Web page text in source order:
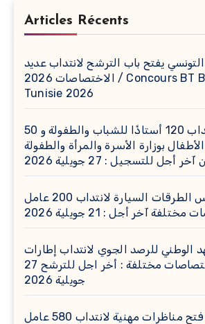
Articles Récents
التونسي يفتح باب الترشح لانتداب عديد
الاختصاصات 2026 / Concours BT Banque de
Tunisie 2026
مناظرة انتداب 120 أستاذًا للشباب والطفولة و 50
بوزارة الأسرة والمرأة والطفولة
أجل للتسجيل : 27 جويلية 2026
مناظرة شركة تونس الطرقات السيارة لانتداب 200 عامل
آخر أجل : 21 جويلية 2026
الوطني للرصد الجوي لانتداب إطارات
وأعوان في اختصاصات مختلفة : أخر اجل للترشح 27
جويلية 2026
وزارة التربية : فتح مناظرات مهنية لانتداب 580 عامل